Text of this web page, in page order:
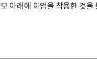
아래에 이엄을 착용한 것을